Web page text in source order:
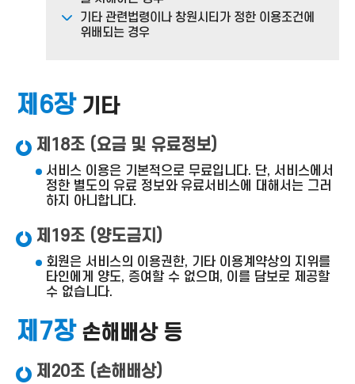
기타 관련법령이나 창원시티가 정한 이용조건에
위배되는 경우
제6장기타
제18조 (요금 및 유료정보)
서비스 이용은 기본적으로 무료입니다. 단, 서비스에서
정한 별도의 유료 정보와 유료서비스에 대해서는 그러
하지 아니합니다.
제19조 (양도금지)
회원은 서비스의 이용권한, 기타 이용계약상의 지위를
타인에게 양도, 증여할 수 없으며, 이를 담보로 제공할
수 없습니다.
제7장손해배상 등
제20조 (손해배상)